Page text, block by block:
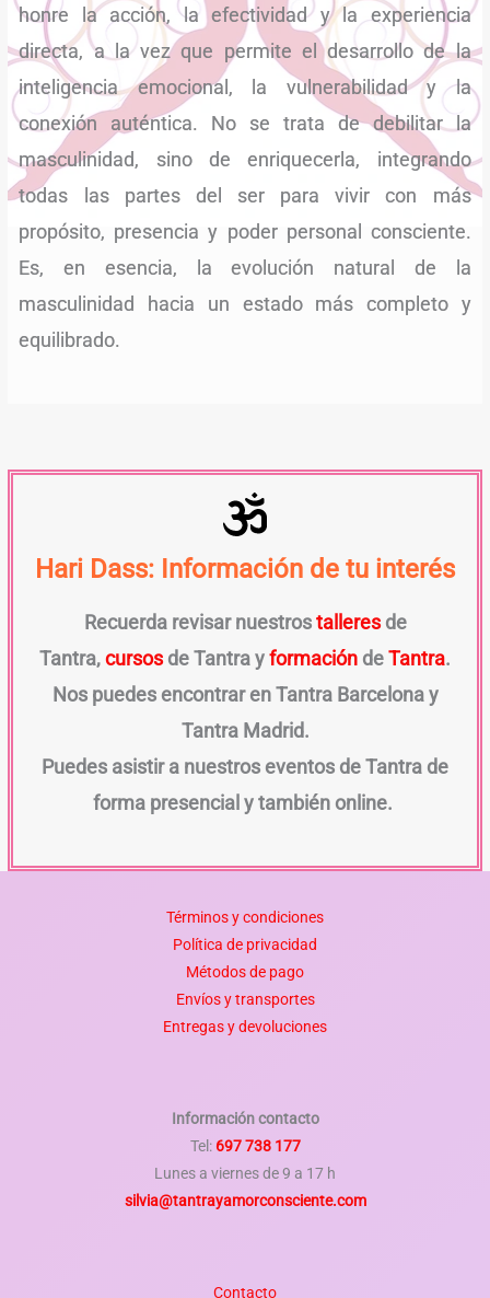
honre la acción, la efectividad y la experiencia
directa, a la vez que permite el desarrollo de la
inteligencia emocional, la vulnerabilidad y la
conexión auténtica. No se trata de debilitar la
masculinidad, sino de enriquecerla, integrando
todas las partes del ser para vivir con más
propósito, presencia y poder personal consciente.
Es, en esencia, la evolución natural de la
masculinidad hacia un estado más completo y
equilibrado.
Hari Dass: Información de tu interés
Recuerda revisar nuestrostalleres de
Tantra,cursos de Tantra yformación deTantra.
Nos puedes encontrar en Tantra Barcelona y
Tantra Madrid.
Puedes asistir a nuestros eventos de Tantra de
forma presencial y también online.
Términos y condiciones
Política de privacidad
Métodos de pago
Envíos y transportes
Entregas y devoluciones
Información contacto
Tel:697 738 177
Lunes a viernes de 9 a 17 h
silvia@tantrayamorconsciente.com
Contacto